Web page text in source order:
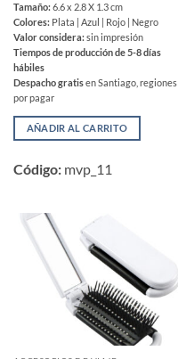
Tamaño:6.6 x 2.8 X 1.3 cm
Colores: Plata | Azul | Rojo | Negro
Valor considera:sin impresión
Tiempos de producción de 5-8 días
hábiles
Despacho gratisen Santiago, regiones
por pagar
AÑADIR AL CARRITO
Código: mvp_11